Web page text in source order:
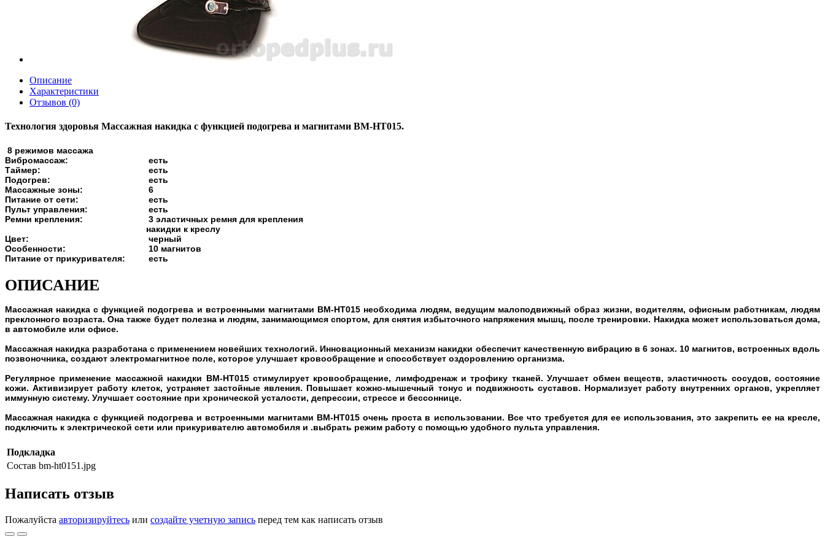
Описание
Характеристики
Отзывов (0)
Технология здоровья Массажная накидка с функцией подогрева и магнитами ВМ-НТ015.
8 режимов массажа
Вибромассаж:
есть
Таймер:
есть
Подогрев:
есть
Массажные зоны:
6
Питание от сети:
есть
Пульт управления:
есть
Ремни крепления:
3 эластичных ремня для крепления
накидки к креслу
Цвет:
черный
Особенности:
10 магнитов
Питание от прикуривателя:
есть
ОПИСАНИЕ
Массажная накидка с функцией подогрева и встроенными магнитами BM-HT015 необходима людям, ведущим малоподвижный образ жизни, водителям, офисным работникам, людям
преклонного возраста. Она также будет полезна и людям, занимающимся спортом, для снятия избыточного напряжения мышц, после тренировки. Накидка может использоваться дома,
в автомобиле или офисе.
Массажная накидка разработана с применением новейших технологий. Инновационный механизм накидки обеспечит качественную вибрацию в 6 зонах. 10 магнитов, встроенных вдоль
позвоночника, создают электромагнитное поле, которое улучшает кровообращение и способствует оздоровлению организма.
Регулярное применение массажной накидки BM-HT015 стимулирует кровообращение, лимфодренаж и трофику тканей. Улучшает обмен веществ, эластичность сосудов, состояние
кожи. Активизирует работу клеток, устраняет застойные явления. Повышает кожно-мышечный тонус и подвижность суставов. Нормализует работу внутренних органов, укрепляет
иммунную систему. Улучшает состояние при хронической усталости, депрессии, стрессе и бессоннице.
Массажная накидка с функцией подогрева и встроенными магнитами BM-HT015 очень проста в использовании. Все что требуется для ее использования, это закрепить ее на кресле,
подключить к электрической сети или прикуривателю автомобиля и .выбрать режим работу с помощью удобного пульта управления.
Подкладка
Состав bm-ht0151.jpg
Написать отзыв
Пожалуйста авторизируйтесь или создайте учетную запись перед тем как написать отзыв